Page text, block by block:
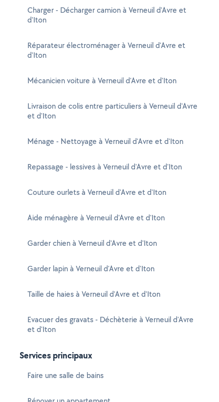
Charger - Décharger camion à Verneuil d'Avre et
d'Iton
Réparateur électroménager à Verneuil d'Avre et
d'Iton
Mécanicien voiture à Verneuil d'Avre et d'Iton
Livraison de colis entre particuliers à Verneuil d'Avre
et d'Iton
Ménage - Nettoyage à Verneuil d'Avre et d'Iton
Repassage - lessives à Verneuil d'Avre et d'Iton
Couture ourlets à Verneuil d'Avre et d'Iton
Aide ménagère à Verneuil d'Avre et d'Iton
Garder chien à Verneuil d'Avre et d'Iton
Garder lapin à Verneuil d'Avre et d'Iton
Taille de haies à Verneuil d'Avre et d'Iton
Evacuer des gravats - Déchèterie à Verneuil d'Avre
et d'Iton
Services principaux
Faire une salle de bains